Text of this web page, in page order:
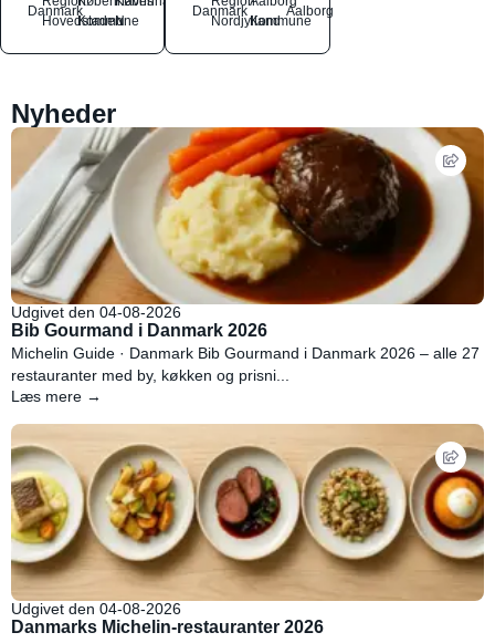
Danmark
Hovedstaden
Kommune
N
Danmark
NordjyllandKommune
Aalborg
Nyheder
Udgivet den 04-08-2026
Bib Gourmand i Danmark 2026
Michelin Guide · Danmark Bib Gourmand i Danmark 2026 – alle 27
restauranter med by, køkken og prisni...
Læs mere →
Udgivet den 04-08-2026
Danmarks Michelin-restauranter 2026